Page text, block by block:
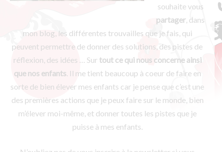
souhaite vous
partager , dans
mon blog, les différentes trouvailles que je fais, qui
peuvent permettre de donner des solutions, des pistes de
réflexion, des idées … Sur tout ce qui nous concerne ainsi
que nos enfants. Il me tient beaucoup à coeur de faire en
sorte de bien élever mes enfants car je pense que c’est une
des premières actions que je peux faire sur le monde, bien
m’élever moi-même, et donner toutes les pistes que je
puisse à mes enfants.